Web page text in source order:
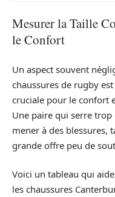
Mesurer la Taille
le Confort
Un aspect souvent
chaussures de rugby
cruciale pour le confort
Une paire qui serre
mener à des blessures,
grande offre peu de
Voici un tableau qui
les chaussures